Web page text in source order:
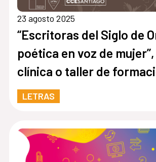
23 agosto 2025
“Escritoras del Siglo de Oro:
poética en voz de
clínica o taller de
al IX Festival de Verso
LETRAS